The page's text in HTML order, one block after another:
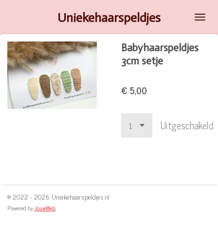
naar
de
hoofdinhoud
Uniekehaarspeldjes
Babyhaarspeldjes
3cm setje
€ 5,00
Uitgeschakeld
© 2022 - 2026 Uniekehaarspeldjes.nl
Powered byJouwWeb